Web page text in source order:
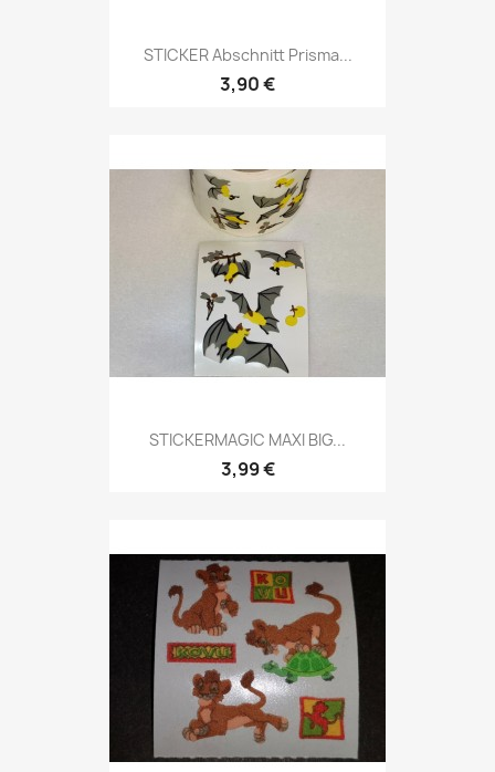
STICKER Abschnitt Prisma...
3,90 €
STICKERMAGIC MAXI BIG...
3,99 €